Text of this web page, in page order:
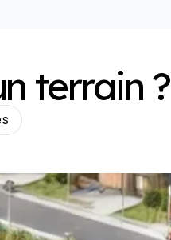
terrain ?